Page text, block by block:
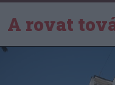
A rovat